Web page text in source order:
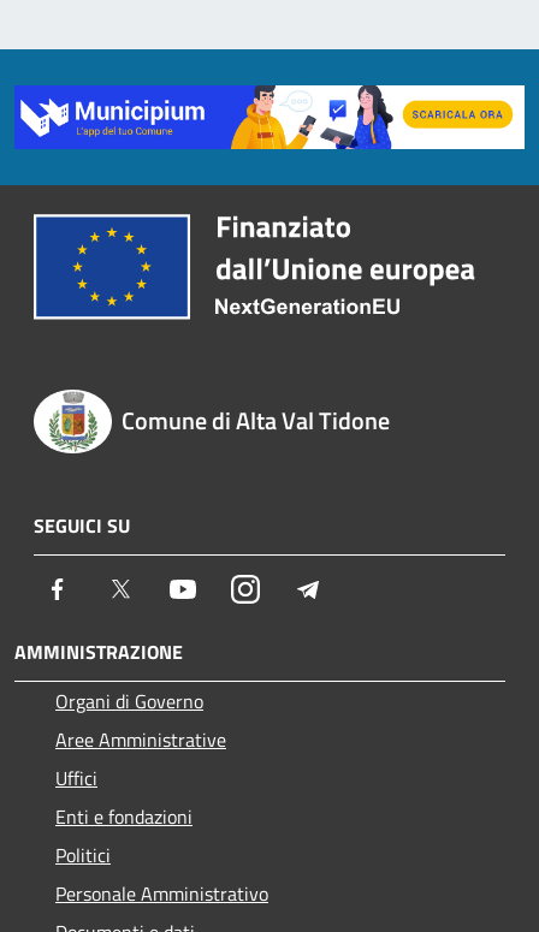
Comune di Alta Val Tidone
SEGUICI SU
Facebook Twitter YoutubeInstagram
AMMINISTRAZIONE
Organi di Governo
Aree Amministrative
Uffici
Enti e fondazioni
Politici
Personale Amministrativo